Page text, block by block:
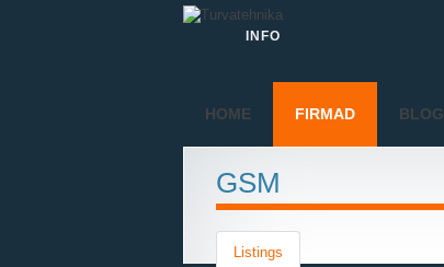
INFO
HOME FIRMAD BLOG
GSM
Listings